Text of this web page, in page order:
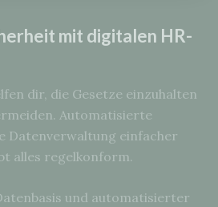
mit digitalen HR-
dir, die Gesetze einzuhalten
Automatisierte
Datenverwaltung einfacher
alles regelkonform.
und automatisierter